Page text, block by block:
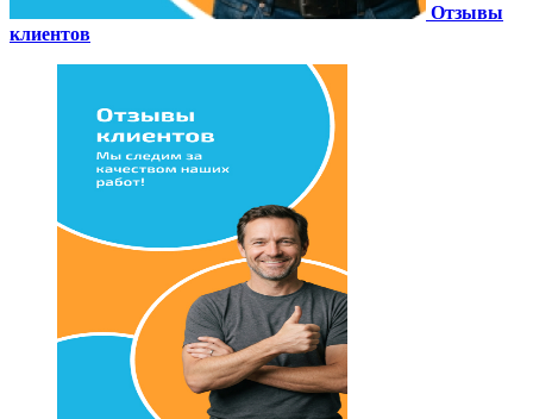
Отзывы
клиентов